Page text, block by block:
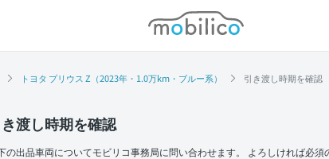
モビリコ
トヨタ プリウス Z（2023年・1.0万km・ブルー系） 引き渡し時期を確認
渡し時期を確認
の出品車両についてモビリコ事務局に問い合わせます。 よろしければ必須